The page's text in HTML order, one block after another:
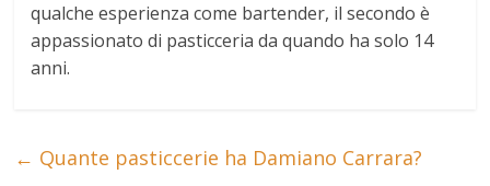
qualche esperienza come bartender, il secondo è
appassionato di pasticceria da quando ha solo 14
anni.
← Quante pasticcerie ha Damiano Carrara?